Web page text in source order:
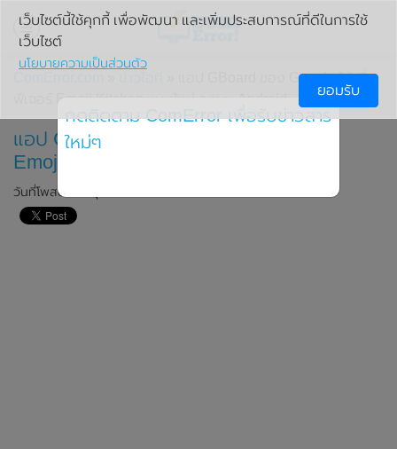
» แอป GBoard ของ Google ได้เพิ่ม
แอป GBoard ของ Google ได้เพิ่มฟีเจอร์
Emoji Kitchen แบบใหม่ ลงบน Android
วันที่โพสต์: 17 กุมภาพันธ์ 2020
เว็บไซต์นี้ใช้คุกกี้ เพื่อพัฒนา และเพิ่มประสบการณ์ที่ดีในการใช้
เว็บไซต์
นโยบายความเป็นส่วนตัว
ยอมรับ
กดติดตาม ComError เพื่อรับข่าวสาร
ใหม่ๆ